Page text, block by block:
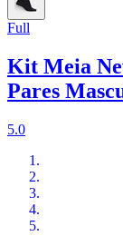
Full
Kit Meia
Pares
5.0